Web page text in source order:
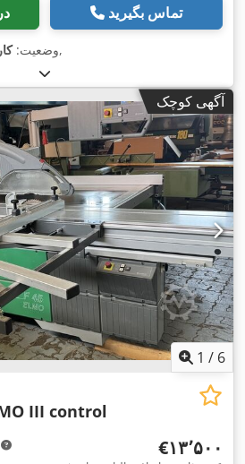
تماس بگیرید
وضعیت:,
آگهی کوچک
1 / 6
III control
‎€۱۳٬۵۰۰